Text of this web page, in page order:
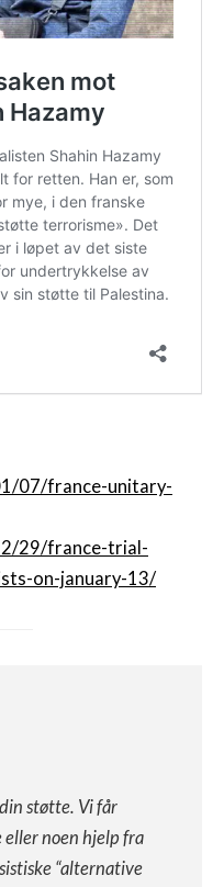
07/france-unitary-
29/france-trial-
on-january-13/
støtte. Vi får
eller noen hjelp fra
“alternative